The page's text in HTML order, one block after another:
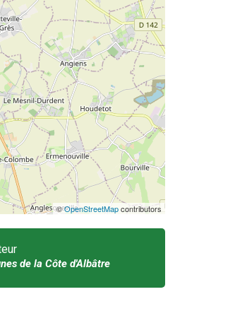
©OpenStreetMapcontributors
de la Côte d'Albâtre